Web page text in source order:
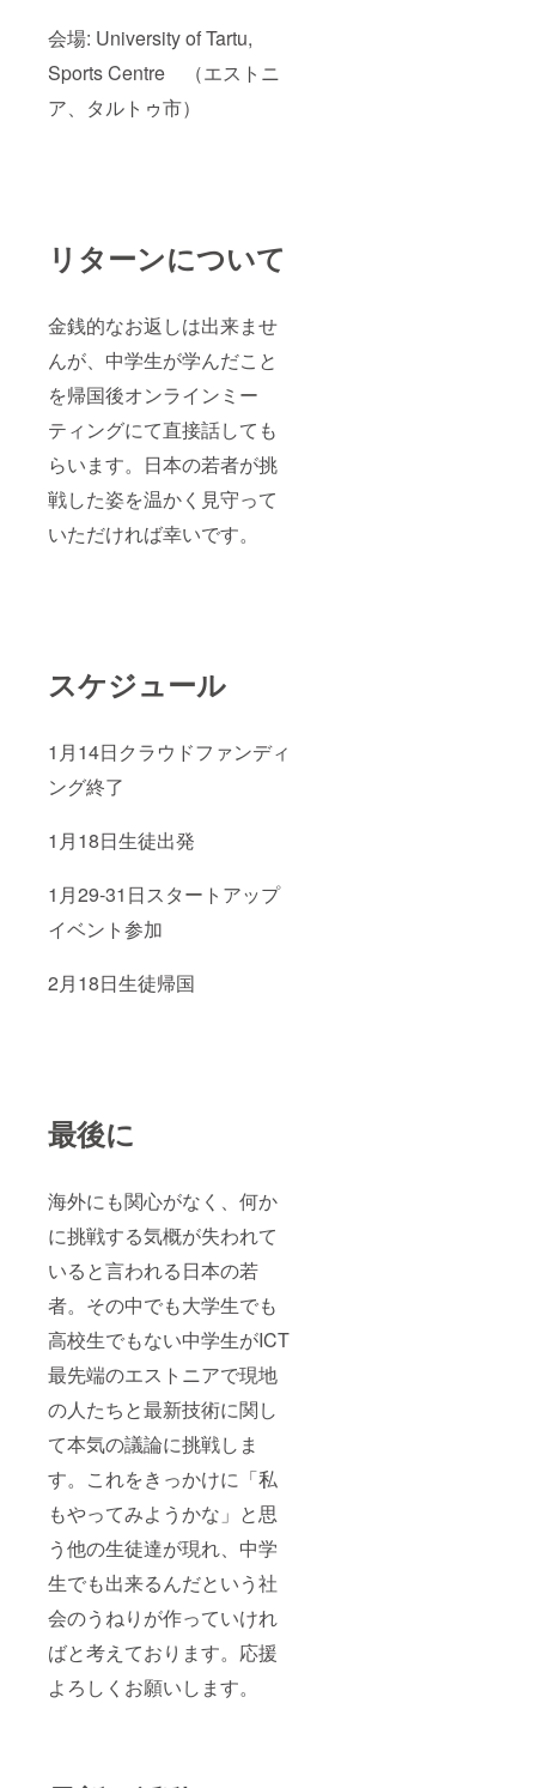
会場: University of Tartu,
Sports Centre （エストニ
ア、タルトゥ市）
リターンについて
金銭的なお返しは出来ませ
んが、中学生が学んだこと
を帰国後オンラインミー
ティングにて直接話しても
らいます。日本の若者が挑
戦した姿を温かく見守って
いただければ幸いです。
スケジュール
1月14日クラウドファンディ
ング終了
1月18日生徒出発
1月29‐31日スタートアップ
イベント参加
2月18日生徒帰国
最後に
海外にも関心がなく、何か
に挑戦する気概が失われて
いると言われる日本の若
者。その中でも大学生でも
高校生でもない中学生がICT
最先端のエストニアで現地
の人たちと最新技術に関し
て本気の議論に挑戦しま
す。これをきっかけに「私
もやってみようかな」と思
う他の生徒達が現れ、中学
生でも出来るんだという社
会のうねりが作っていけれ
ばと考えております。応援
よろしくお願いします。